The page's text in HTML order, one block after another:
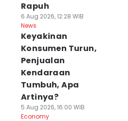
Rapuh
6 Aug 2026, 12:28 WIB
News
Keyakinan
Konsumen Turun,
Penjualan
Kendaraan
Tumbuh, Apa
Artinya?
5 Aug 2026, 16:00 WIB
Economy